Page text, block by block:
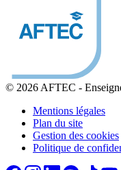
© 2026 AFTEC -
Mentions légales
Plan du site
Gestion des cookies
Politique de